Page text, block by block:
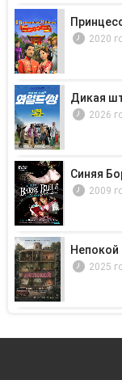
2020
Дикая
2026
Синяя
2009
Непокой
2025